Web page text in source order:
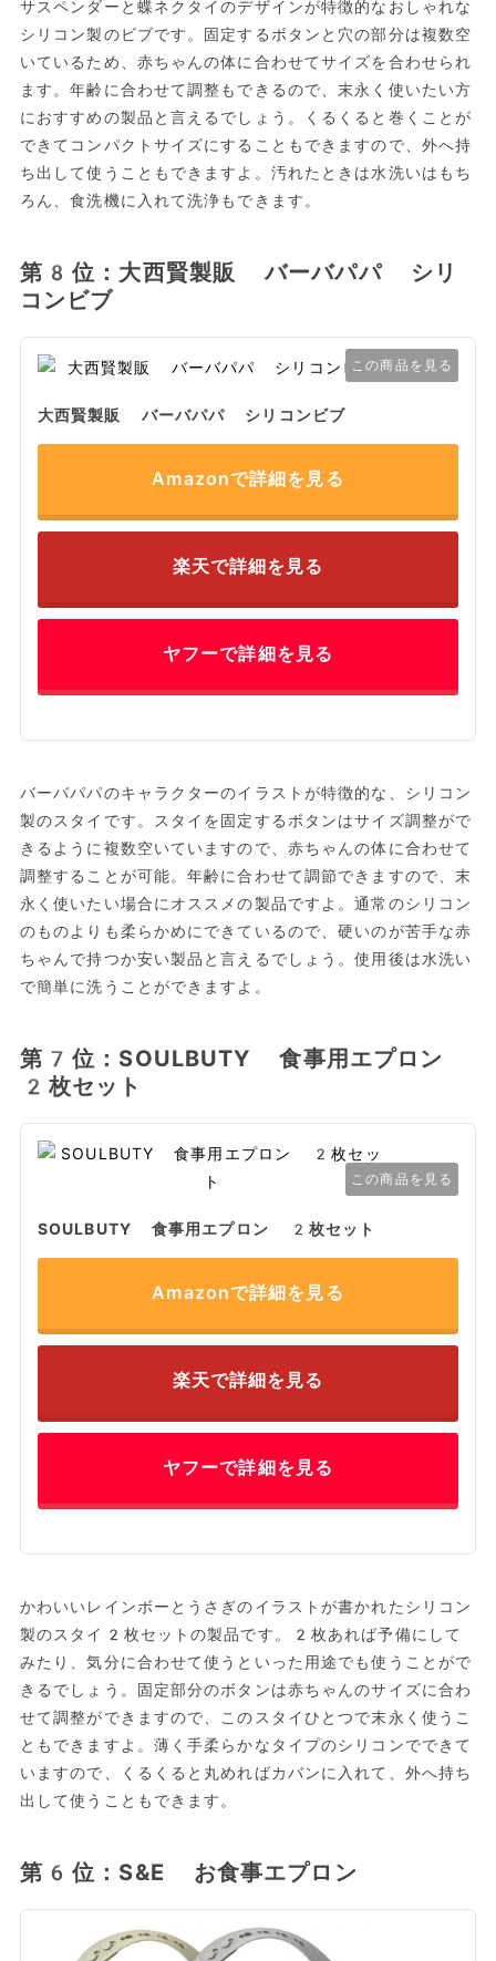
サスペンダーと蝶ネクタイのデザインが特徴的なおしゃれな
シリコン製のビブです。固定するボタンと穴の部分は複数空
いているため、赤ちゃんの体に合わせてサイズを合わせられ
ます。年齢に合わせて調整もできるので、末永く使いたい方
におすすめの製品と言えるでしょう。くるくると巻くことが
できてコンパクトサイズにすることもできますので、外へ持
ち出して使うこともできますよ。汚れたときは水洗いはもち
ろん、食洗機に入れて洗浄もできます。
第8位：大西賢製販 バーバパパ シリ
コンビブ
この商品を見る
大西賢製販 バーバパパ シリコンビブ
Amazonで詳細を見る
楽天で詳細を見る
ヤフーで詳細を見る
バーバパパのキャラクターのイラストが特徴的な、シリコン
製のスタイです。スタイを固定するボタンはサイズ調整がで
きるように複数空いていますので、赤ちゃんの体に合わせて
調整することが可能。年齢に合わせて調節できますので、末
永く使いたい場合にオススメの製品ですよ。通常のシリコン
のものよりも柔らかめにできているので、硬いのが苦手な赤
ちゃんで持つか安い製品と言えるでしょう。使用後は水洗い
で簡単に洗うことができますよ。
第7位：SOULBUTY 食事用エプロン
2枚セット
この商品を見る
SOULBUTY 食事用エプロン 2枚セット
Amazonで詳細を見る
楽天で詳細を見る
ヤフーで詳細を見る
かわいいレインボーとうさぎのイラストが書かれたシリコン
製のスタイ2枚セットの製品です。2枚あれば予備にして
みたり、気分に合わせて使うといった用途でも使うことがで
きるでしょう。固定部分のボタンは赤ちゃんのサイズに合わ
せて調整ができますので、このスタイひとつで末永く使うこ
ともできますよ。薄く手柔らかなタイプのシリコンでできて
いますので、くるくると丸めればカバンに入れて、外へ持ち
出して使うこともできます。
第6位：S&E お食事エプロン